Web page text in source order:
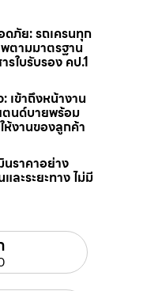
ภัย: รถเครนทุก
ตามมาตรฐาน
ใบรับรอง คป.1
เข้าถึงหน้างาน
ตนด์บายพร้อม
ห้งานของลูกค้า
นราคาอย่าง
ละระยะทาง ไม่มี